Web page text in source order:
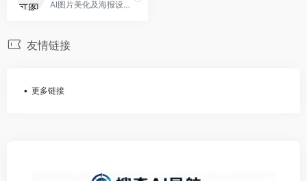
AI图片美化及海报设计平台，专注于电商视觉设计。面向电商卖家，提供图片美化、海报设计、营销素材等服务，设计效率高。
友情链接
更多链接